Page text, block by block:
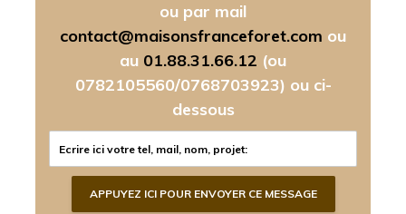
ou par mail
contact@maisonsfranceforet.com ou
au 01.88.31.66.12 (ou
0782105560/0768703923) ou ci-
dessous